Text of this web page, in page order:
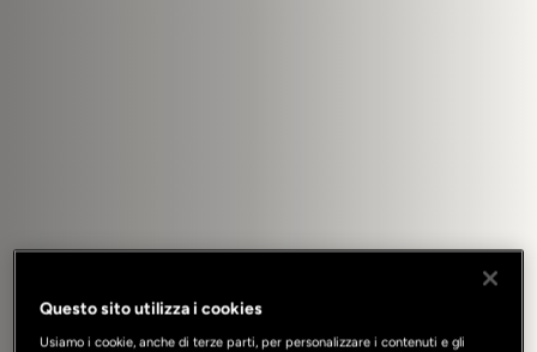
Questo sito utilizza i cookies
Usiamo i cookie, anche di terze parti, per personalizzare i contenuti e gli